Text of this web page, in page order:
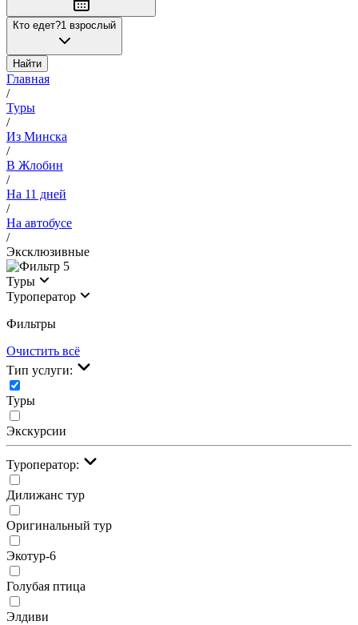
Кто едет?1 взрослый
Найти
Главная
/
Туры
/
Из Минска
/
В Жлобин
/
На 11 дней
/
На автобусе
/
Эксклюзивные
5
Туры
Туроператор
Фильтры
Очистить всё
Тип услуги:
Туры
Экскурсии
Туроператор:
Дилижанс тур
Оригинальный тур
Экотур-6
Голубая птица
Элдиви